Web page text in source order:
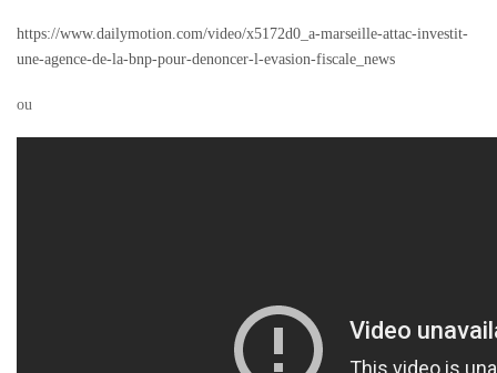
https://www.dailymotion.com/video/x5172d0_a-marseille-attac-investit-
une-agence-de-la-bnp-pour-denoncer-l-evasion-fiscale_news
ou